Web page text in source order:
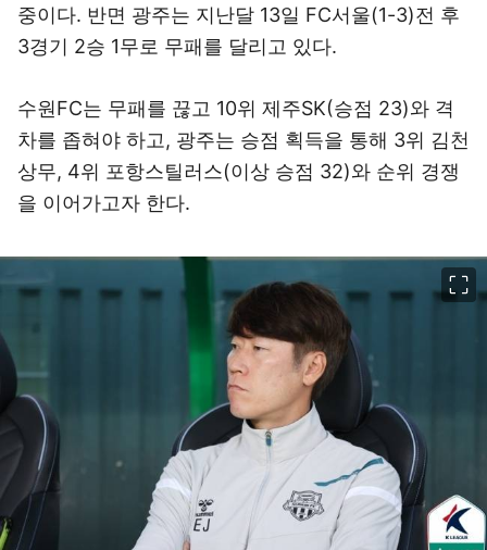
중이다. 반면 광주는 지난달 13일 FC서울(1-3)전 후
3경기 2승 1무로 무패를 달리고 있다.
수원FC는 무패를 끊고 10위 제주SK(승점 23)와 격
차를 좁혀야 하고, 광주는 승점 획득을 통해 3위 김천
상무, 4위 포항스틸러스(이상 승점 32)와 순위 경쟁
을 이어가고자 한다.